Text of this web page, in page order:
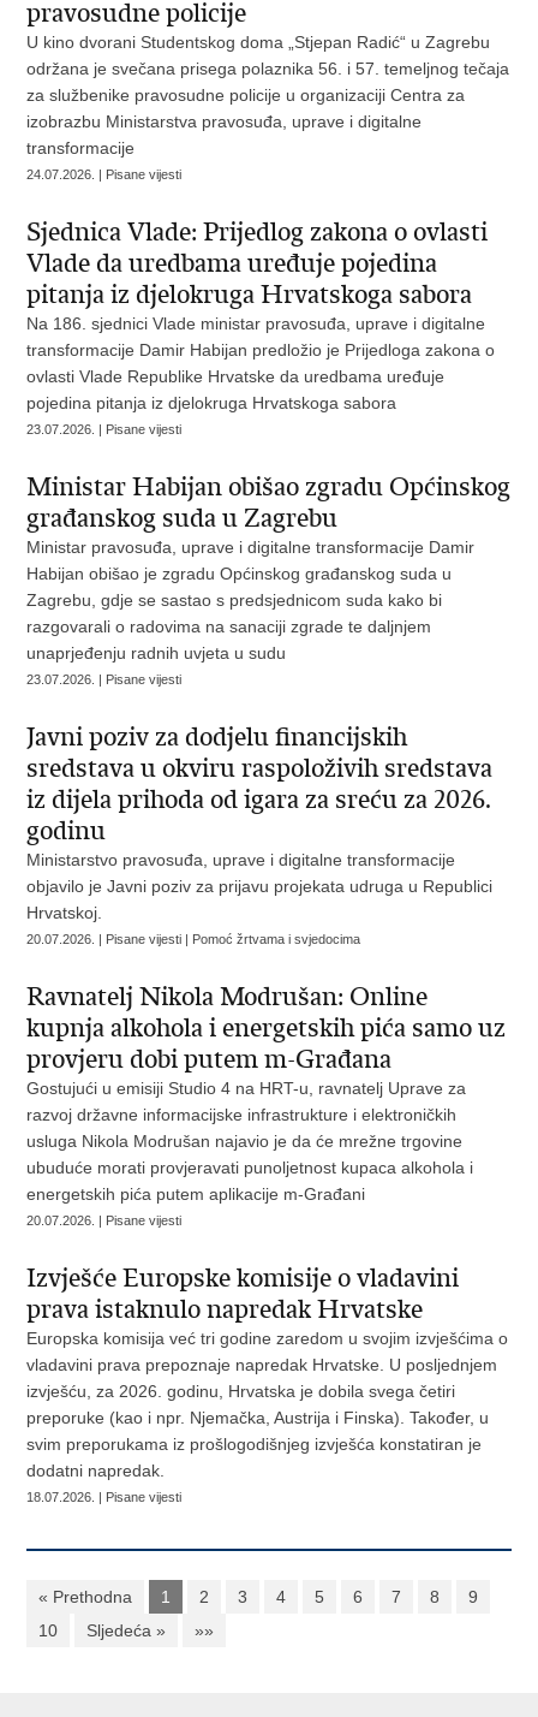
pravosudne policije
U kino dvorani Studentskog doma „Stjepan Radić“ u Zagrebu
održana je svečana prisega polaznika 56. i 57. temeljnog tečaja
za službenike pravosudne policije u organizaciji Centra za
izobrazbu Ministarstva pravosuđa, uprave i digitalne
transformacije
24.07.2026. | Pisane vijesti
Sjednica Vlade: Prijedlog zakona o ovlasti
Vlade da uredbama uređuje pojedina
pitanja iz djelokruga Hrvatskoga sabora
Na 186. sjednici Vlade ministar pravosuđa, uprave i digitalne
transformacije Damir Habijan predložio je Prijedloga zakona o
ovlasti Vlade Republike Hrvatske da uredbama uređuje
pojedina pitanja iz djelokruga Hrvatskoga sabora
23.07.2026. | Pisane vijesti
Ministar Habijan obišao zgradu Općinskog
građanskog suda u Zagrebu
Ministar pravosuđa, uprave i digitalne transformacije Damir
Habijan obišao je zgradu Općinskog građanskog suda u
Zagrebu, gdje se sastao s predsjednicom suda kako bi
razgovarali o radovima na sanaciji zgrade te daljnjem
unaprjeđenju radnih uvjeta u sudu
23.07.2026. | Pisane vijesti
Javni poziv za dodjelu financijskih
sredstava u okviru raspoloživih sredstava
iz dijela prihoda od igara za sreću za 2026.
godinu
Ministarstvo pravosuđa, uprave i digitalne transformacije
objavilo je Javni poziv za prijavu projekata udruga u Republici
Hrvatskoj.
20.07.2026. | Pisane vijesti | Pomoć žrtvama i svjedocima
Ravnatelj Nikola Modrušan: Online
kupnja alkohola i energetskih pića samo uz
provjeru dobi putem m-Građana
Gostujući u emisiji Studio 4 na HRT-u, ravnatelj Uprave za
razvoj državne informacijske infrastrukture i elektroničkih
usluga Nikola Modrušan najavio je da će mrežne trgovine
ubuduće morati provjeravati punoljetnost kupaca alkohola i
energetskih pića putem aplikacije m-Građani
20.07.2026. | Pisane vijesti
Izvješće Europske komisije o vladavini
prava istaknulo napredak Hrvatske
Europska komisija već tri godine zaredom u svojim izvješćima o
vladavini prava prepoznaje napredak Hrvatske. U posljednjem
izvješću, za 2026. godinu, Hrvatska je dobila svega četiri
preporuke (kao i npr. Njemačka, Austrija i Finska). Također, u
svim preporukama iz prošlogodišnjeg izvješća konstatiran je
dodatni napredak.
18.07.2026. | Pisane vijesti
« Prethodna 1 2 3 4 5 6 7 8
9
10
Sljedeća » »»